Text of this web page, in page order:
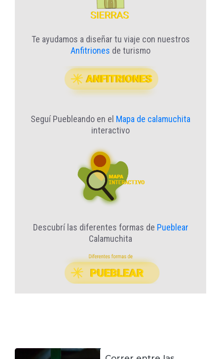
Te ayudamos a diseñar tu viaje con nuestros
Anfitriones de turismo
Seguí Puebleando en el Mapa de calamuchita
interactivo
Descubrí las diferentes formas de Pueblear
Calamuchita